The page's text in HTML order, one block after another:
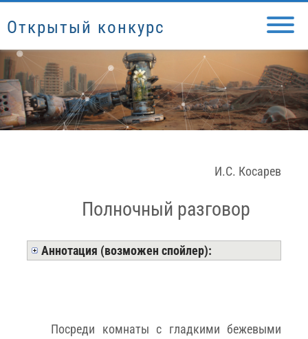
Открытый конкурс
И.С. Косарев
Полночный разговор
Аннотация (возможен спойлер):
Посреди комнаты с гладкими бежевыми